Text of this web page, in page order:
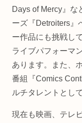
Days of Mercy』な
ーズ『Detroiters』
ー作品にも挑戦し
ライブパフォーマ
あります。また、
番組『Comics
ルチタレントとし
現在も映画、テレ